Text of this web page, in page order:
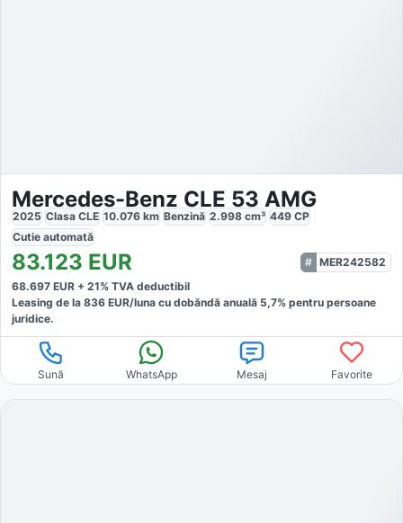
Mercedes-Benz CLE 53 AMG
2025 Clasa CLE 10.076 km Benzină 2.998 cm³ 449 CP
Cutie automată
83.123 EUR
MER242582
68.697 EUR + 21% TVA deductibil
Leasing de la 836 EUR/luna cu dobăndă anuală 5,7% pentru persoane
juridice.
Sună WhatsApp Mesaj Favorite